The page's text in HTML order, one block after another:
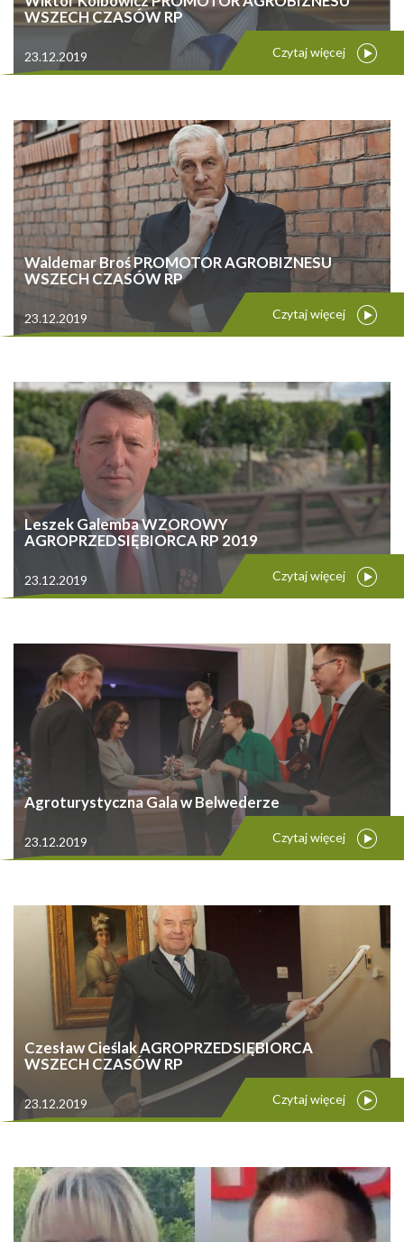
WSZECH CZASÓW RP
23.12.2019 Czytaj więcej
Waldemar Broś PROMOTOR AGROBIZNESU
WSZECH CZASÓW RP
23.12.2019 Czytaj więcej
Leszek Galemba WZOROWY
AGROPRZEDSIĘBIORCA RP 2019
23.12.2019 Czytaj więcej
Agroturystyczna Gala w Belwederze
23.12.2019 Czytaj więcej
Czesław Cieślak AGROPRZEDSIĘBIORCA
WSZECH CZASÓW RP
23.12.2019 Czytaj więcej